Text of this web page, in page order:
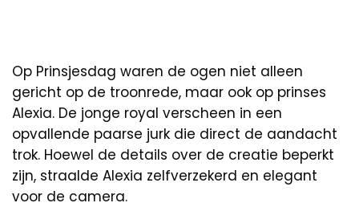
Op Prinsjesdag waren de ogen niet alleen
gericht op de troonrede, maar ook op prinses
Alexia. De jonge royal verscheen in een
opvallende paarse jurk die direct de aandacht
trok. Hoewel de details over de creatie beperkt
zijn, straalde Alexia zelfverzekerd en elegant
voor de camera.